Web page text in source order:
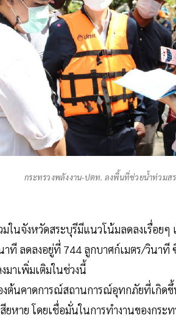
กระทรวงพลังงาน-ปตท. ลงพื้นที่ช่วยน้ำท่วมส
นจังหวัดสระบุรีมีแนวโน้มลดลงเรื่อยๆ
ที ลดลงอยู่ที่ 744 ลูกบาศก์เมตร/วินาที
มาเพิ่มเติมในช่วงนี้
ต้นคาดการณ์สถานการณ์อุทกภัยที่เกิด
หาย โดยเชื่อมั่นในการทำงานของกระ